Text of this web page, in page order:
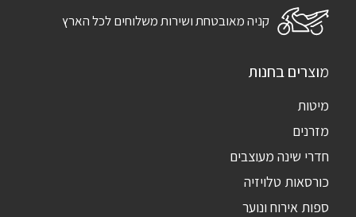
קניה מאובטחת ושירות משלוחים לכל הארץ
מוצרים בחנות
מיטות
מזרנים
חדרי שינה מעוצבים
כורסאות טלויזיה
ספות אירוח ונוער